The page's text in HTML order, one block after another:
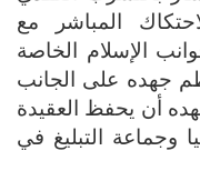
المباشر مع
الإسلام الخاصة
جهده على الجانب
أن يحفظ العقيدة
وجماعة التبليغ في